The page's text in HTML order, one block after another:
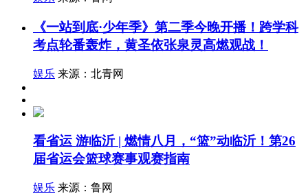
《一站到底·少年季》第二季今晚开播！跨学科
考点轮番轰炸，黄圣依张泉灵高燃观战！
娱乐 来源：北青网
看省运 游临沂 | 燃情八月，“篮”动临沂！第26
届省运会篮球赛事观赛指南
娱乐 来源：鲁网